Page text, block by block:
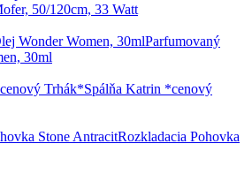
50/120cm, 33 Watt
Parfumovaný
30ml
Spálňa Katrin *cenový
Rozkladacia Pohovka